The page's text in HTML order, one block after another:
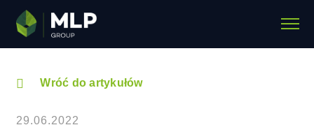
Wróć do artykułów
29.06.2022